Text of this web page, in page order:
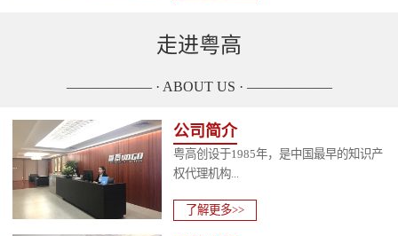
走进粤高
—————— · ABOUT US · ——————
公司简介
粤高创设于1985年，是中国最早的知识产
权代理机构...
了解更多>>